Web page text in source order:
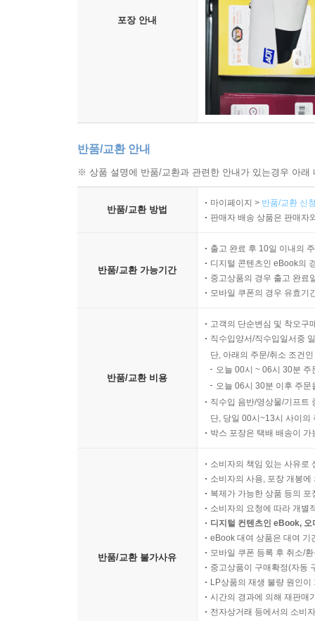
‘너머학교 열린교실’ 시리즈는 십대 청소년들과
바탕이 되었으면 하는 바람으로 기획되었다.
스토리텔링, 기억, 공감, 쓰기, 묻기, 듣기, 살아
첫 번째 책 『생각한다는 것』은 ‘2009 한국출판
『탐구한다는 것』『읽는다는 것』 『사람답
‘문화체육관광부 우수교양도서’ ‘어린이도서연
한번 보여주었다.
포장 안내
반품/교환 안내
※ 상품 설명에 반품/교환과 관련한 안내가 있는경우 아
반품/교환 방법
마이페이지 > 반품/교환 신
판매자 배송 상품은 판매자
반품/교환 가능기간
출고 완료 후 10일 이내의
디지털 콘텐츠인 eBook의
중고상품의 경우 출고 완료
모바일 쿠폰의 경우 유효기
반품/교환 비용
고객의 단순변심 및 착오구
직수입양서/직수입일서중
단, 아래의 주문/취소 조건
오늘 00시 ~ 06시 30분
오늘 06시 30분 이후 주
직수입 음반/영상물/기프트
단, 당일 00시~13시 사이의
박스 포장은 택배 배송이
반품/교환 불가사유
소비자의 책임 있는 사유로
소비자의 사용, 포장 개봉
복제가 가능한 상품 등의
소비자의 요청에 따라 개별
디지털 컨텐츠인 eBook,
eBook 대여 상품은 대여 기
모바일 쿠폰 등록 후 취소/
중고상품이 구매확정(자동
LP상품의 재생 불량 원인
시간의 경과에 의해 재판매
전자상거래 등에서의 소비